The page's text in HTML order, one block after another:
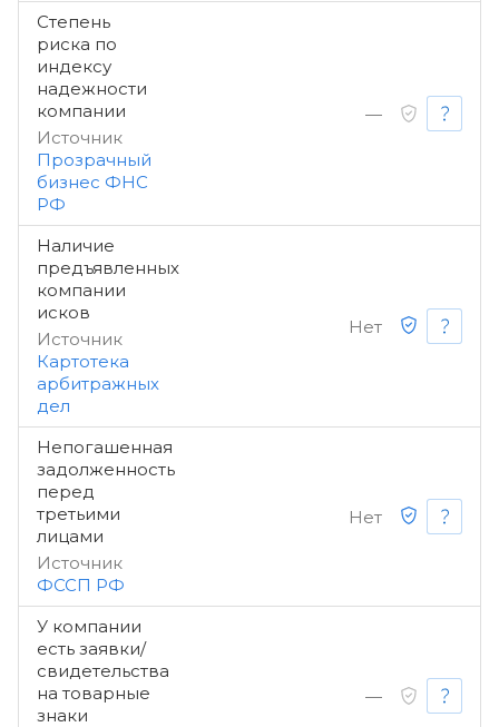
Степень
риска по
индексу
надежности
компании
Источник
Прозрачный
бизнес ФНС
РФ
—
Наличие
предъявленных
компании
исков
Источник
Картотека
арбитражных
дел
Нет
Непогашенная
задолженность
перед
третьими
лицами
Источник
ФССП РФ
Нет
У компании
есть заявки/
свидетельства
на товарные
знаки
—